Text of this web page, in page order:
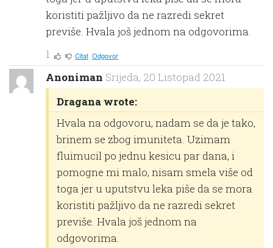
koristiti pažljivo da ne razredi sekret
previše. Hvala još jednom na odgovorima.
1
Citat Odgovor
Anoniman Srijeda, 20 Listopad 2021
Dragana wrote:
Hvala na odgovoru, nadam se da je tako,
brinem se zbog imuniteta. Uzimam
fluimucil po jednu kesicu par dana, i
pomogne mi malo, nisam smela više od
toga jer u uputstvu leka piše da se mora
koristiti pažljivo da ne razredi sekret
previše. Hvala još jednom na
odgovorima.